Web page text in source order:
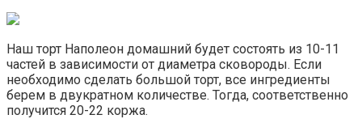
Наш торт Наполеон домашний будет состоять из 10-11
частей в зависимости от диаметра сковороды. Если
необходимо сделать большой торт, все ингредиенты
берем в двукратном количестве. Тогда, соответственно
получится 20-22 коржа.